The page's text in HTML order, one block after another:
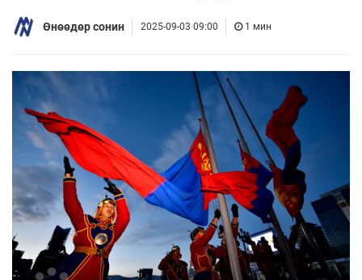
Өнөөдөр сонин 2025-09-03 09:00 1 мин